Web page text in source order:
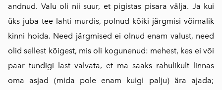
andnud. Valu oli nii suur, et pigistas pisara välja. Ja kui
üks juba tee lahti murdis, polnud kõiki järgmisi võimalik
kinni hoida. Need järgmised ei olnud enam valust, need
olid sellest kõigest, mis oli kogunenud: mehest, kes ei või
paar tundigi last valvata, et ma saaks rahulikult linnas
oma asjad (mida pole enam kuigi palju) ära ajada;